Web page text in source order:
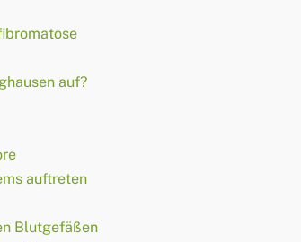
auf?
auftreten
Blutgefäßen